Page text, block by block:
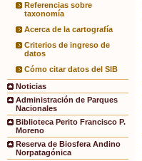
Referencias sobre
taxonomía
Acerca de la cartografía
Criterios de ingreso de
datos
Cómo citar datos del SIB
Noticias
Administración de Parques
Nacionales
Biblioteca Perito Francisco P.
Moreno
Reserva de Biosfera Andino
Norpatagónica